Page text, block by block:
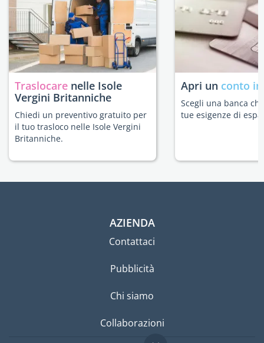
Traslocare nelle Isole
Vergini Britanniche
Chiedi un preventivo gratuito per
il tuo trasloco nelle Isole Vergini
Britanniche.
Apri un conto
Scegli una banca
tue esigenze di
AZIENDA
Contattaci
Pubblicità
Chi siamo
Collaborazioni